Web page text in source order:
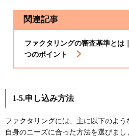
関連記事
ファクタリングの審査基準とは
つのポイント
1-5.申し込み方法
ファクタリングには、主に以下のよう
自身のニーズに合った方法を選びまし